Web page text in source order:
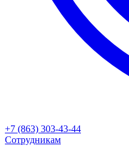
+7 (863) 303-43-44
Сотрудникам